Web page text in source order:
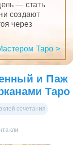
— стать
создают
через
Таро >
и Паж
Таро
сочетания